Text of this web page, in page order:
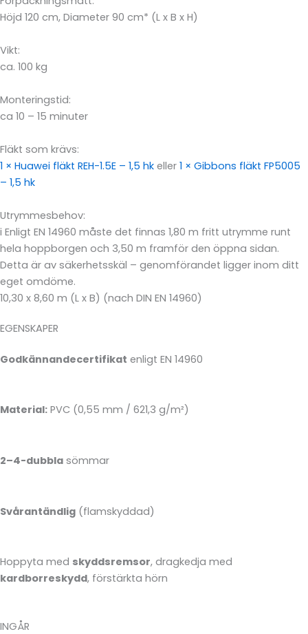
Höjd 120 cm, Diameter 90 cm* (L x B x H)
Vikt:
ca. 100 kg
Monteringstid:
ca 10 – 15 minuter
Fläkt som krävs:
1 × Huawei fläkt REH-1.5E – 1,5 hk eller 1 × Gibbons fläkt FP5005
– 1,5 hk
Utrymmesbehov:
i Enligt EN 14960 måste det finnas 1,80 m fritt utrymme runt
hela hoppborgen och 3,50 m framför den öppna sidan.
Detta är av säkerhetsskäl – genomförandet ligger inom ditt
eget omdöme.
10,30 x 8,60 m (L x B) (nach DIN EN 14960)
EGENSKAPER
Godkännandecertifikat enligt EN 14960
Material: PVC (0,55 mm / 621,3 g/m²)
2–4-dubbla sömmar
Svårantändlig (flamskyddad)
Hoppyta med skyddsremsor, dragkedja med
kardborreskydd, förstärkta hörn
INGÅR